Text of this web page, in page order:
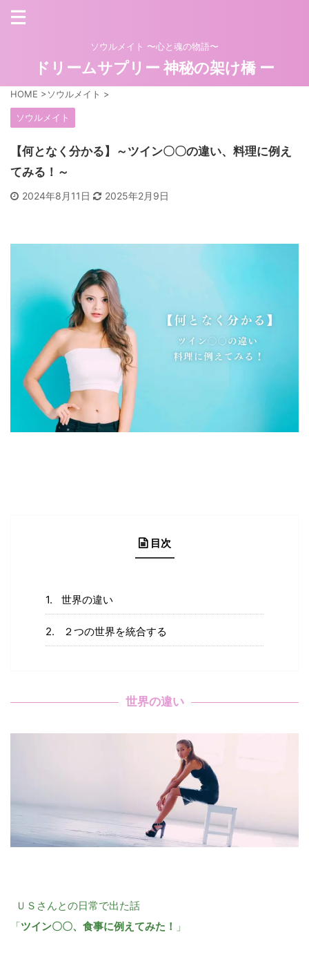
ソウルメイト 〜心と魂の物語〜
ドリームサプリー 神秘の架け橋 ー
HOME >ソウルメイト >
ソウルメイト
【何となく分かる】～ツイン〇〇の違い、料理に例え
てみる！～
2024年8月11日 2025年2月9日
目次
世界の違い
２つの世界を統合する
世界の違い
ＵＳさんとの日常で出た話
「ツイン〇〇、食事に例えてみた！ 」